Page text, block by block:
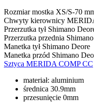
Rozmiar mostka XS/S-70
Chwyty kierownicy
Przerzutka tył Shimano
Przerzutka przednia
Manetka tył Shimano Deore
Manetka przód Shimano
Sztyca MERIDA COMP CC
materiał: aluminium
średnica 30.9mm
przesunięcie 0mm